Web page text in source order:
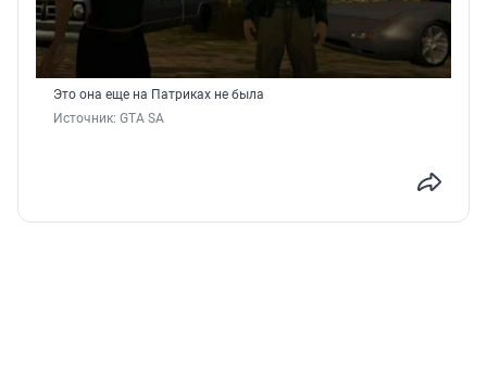
Это она еще на Патриках не была
Источник: GTA SA